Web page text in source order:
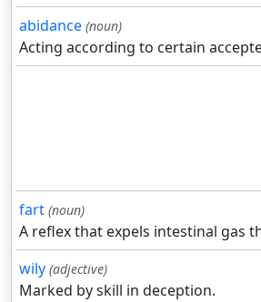
abidance (noun)
Acting according to certain
fart (noun)
A reflex that expels intestinal gas
wily (adjective)
Marked by skill in deception.